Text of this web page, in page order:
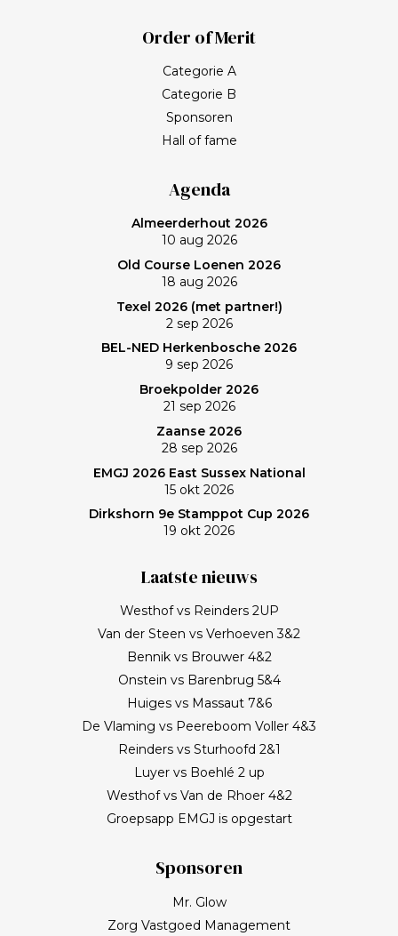
Order of Merit
Categorie A
Categorie B
Sponsoren
Hall of fame
Agenda
Almeerderhout 2026
10 aug 2026
Old Course Loenen 2026
18 aug 2026
Texel 2026 (met partner!)
2 sep 2026
BEL-NED Herkenbosche 2026
9 sep 2026
Broekpolder 2026
21 sep 2026
Zaanse 2026
28 sep 2026
EMGJ 2026 East Sussex National
15 okt 2026
Dirkshorn 9e Stamppot Cup 2026
19 okt 2026
Laatste nieuws
Westhof vs Reinders 2UP
Van der Steen vs Verhoeven 3&2
Bennik vs Brouwer 4&2
Onstein vs Barenbrug 5&4
Huiges vs Massaut 7&6
De Vlaming vs Peereboom Voller 4&3
Reinders vs Sturhoofd 2&1
Luyer vs Boehlé 2 up
Westhof vs Van de Rhoer 4&2
Groepsapp EMGJ is opgestart
Sponsoren
Mr. Glow
Zorg Vastgoed Management